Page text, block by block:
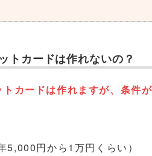
トカードは作れないの？
トカードは作れますが、条件
5,000円から1万円くらい）